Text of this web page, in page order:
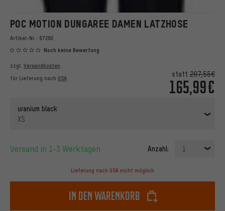
POC MOTION DUNGAREE DAMEN LATZHOSE
Artikel-Nr.: 97282
Noch keine Bewertung
statt 207,55€
165,99€
zzgl. Versandkosten
für Lieferung nach USA
uranium black
XS
Versand in 1-3 Werktagen Anzahl: 1
Lieferung nach USA nicht möglich
In den Warenkorb